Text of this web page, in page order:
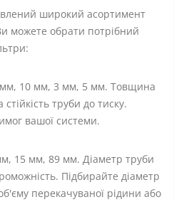
широкий асортимент
можете обрати потрібний
10 мм, 3 мм, 5 мм. Товщина
труби до тиску.
вашої системи.
15 мм, 89 мм. Діаметр труби
Підбирайте діаметр
перекачуваної рідини або